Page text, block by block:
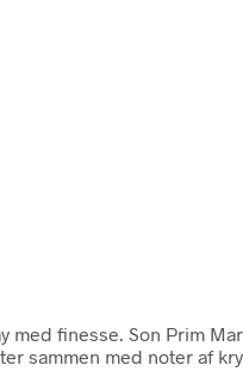
med finesse. Son Prim
sammen med noter af